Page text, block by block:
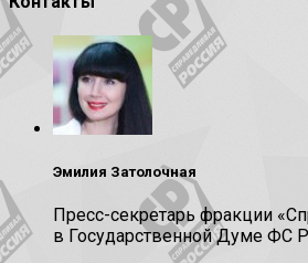
Эмилия Затолочная
Пресс-секретарь фракции
в Государственной Думе ФС